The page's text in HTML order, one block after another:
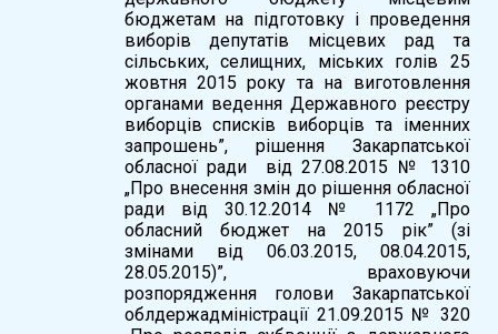
бюджетам на підготовку і проведення
виборів депутатів місцевих рад та
сільських, селищних, міських голів 25
жовтня 2015 року та на виготовлення
органами ведення Державного реєстру
виборців списків виборців та іменних
запрошень”, рішення Закарпатської
обласної ради від 27.08.2015 № 1310
„Про внесення змін до рішення обласної
ради від 30.12.2014 № 1172 „Про
обласний бюджет на 2015 рік” (зі
змінами від 06.03.2015, 08.04.2015,
28.05.2015)”, враховуючи
розпорядження голови Закарпатської
облдержадміністрації 21.09.2015 № 320